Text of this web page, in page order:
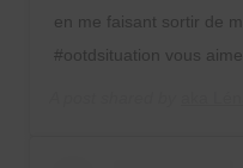
en me faisant sortir de
#ootdsituation vous